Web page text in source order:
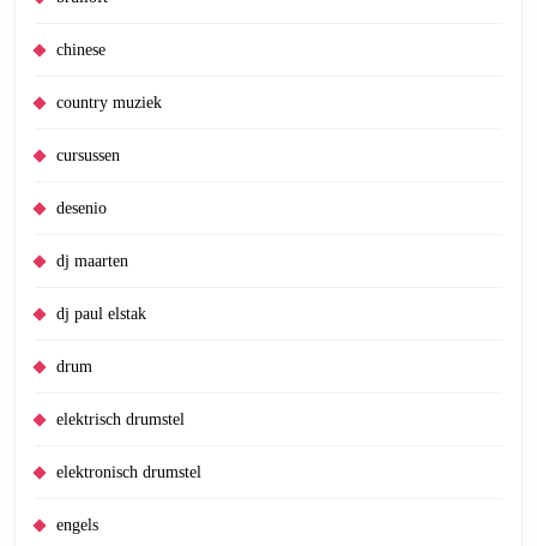
chinese
country muziek
cursussen
desenio
dj maarten
dj paul elstak
drum
elektrisch drumstel
elektronisch drumstel
engels